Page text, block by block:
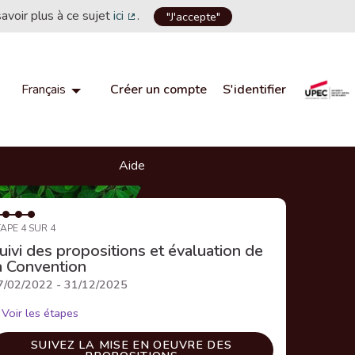
plus à ce sujetici
(Lien externe)
. "J'accepte"
Français Choisir la langueChoose language
Créer un compte S'identifier
Aide
4 SUR 4
des propositions et évaluation de
Convention
02/2022 - 31/12/2025
Voir les étapes
SUIVEZ LA MISE EN OEUVRE DES